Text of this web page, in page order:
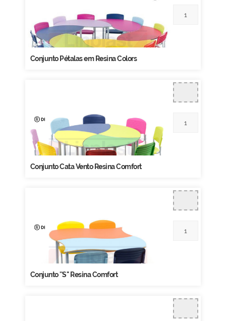
Conjunto Pétalas em Resina Colors
Conjunto Cata Vento Resina Comfort
Conjunto ''S'' Resina Comfort